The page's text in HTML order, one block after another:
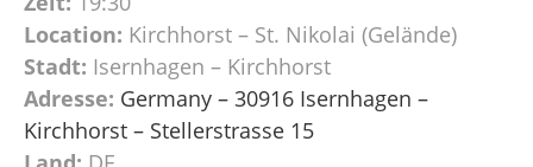
Location: Kirchhorst – St. Nikolai (Gelände)
Stadt: Isernhagen – Kirchhorst
Adresse: Germany – 30916 Isernhagen –
Kirchhorst – Stellerstrasse 15